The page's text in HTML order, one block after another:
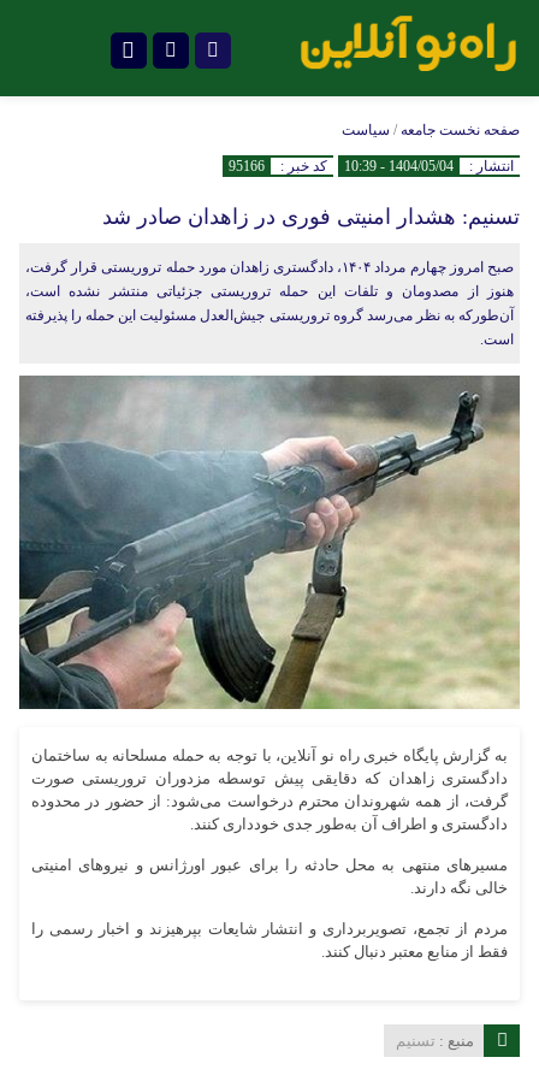
صفحه نخست جامعه / سیاست
انتشار : 1404/05/04 - 10:39 کد خبر : 95166
تسنیم: هشدار امنیتی فوری در زاهدان صادر شد
صبح امروز چهارم مرداد ۱۴۰۴، دادگستری زاهدان مورد حمله تروریستی قرار گرفت،
هنوز از مصدومان و تلفات این حمله تروریستی جزئیاتی منتشر نشده است،
آن‌طورکه به نظر می‌رسد گروه تروریستی جیش‌العدل مسئولیت این حمله را پذیرفته
است.
به گزارش پایگاه خبری راه نو آنلاین، با توجه به حمله مسلحانه به ساختمان
دادگستری زاهدان که دقایقی پیش توسطه مزدوران تروریستی صورت
گرفت، از همه شهروندان محترم درخواست می‌شود: از حضور در محدوده
دادگستری و اطراف آن به‌طور جدی خودداری کنند.
مسیرهای منتهی به محل حادثه را برای عبور اورژانس و نیروهای امنیتی
خالی نگه دارند.
مردم از تجمع، تصویربرداری و انتشار شایعات بپرهیزند و اخبار رسمی را
فقط از منابع معتبر دنبال کنند.
منبع : تسنیم